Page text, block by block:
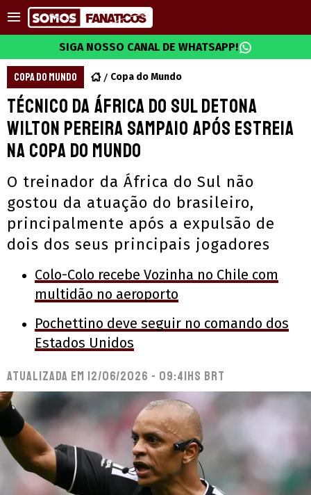
SIGA NOSSO CANAL DE WHATSAPP!
COPA DO MUNDO Copa do Mundo
Técnico da África do Sul detona
Wilton Pereira Sampaio após estreia
na Copa do Mundo
O treinador da África do Sul não
gostou da atuação do brasileiro,
principalmente após a expulsão de
dois dos seus principais jogadores
Colo-Colo recebe Vozinha no Chile com
multidão no aeroporto
Pochettino deve seguir no comando dos
Estados Unidos
Atualizada em 12/06/2026 - 09:41hs BRT